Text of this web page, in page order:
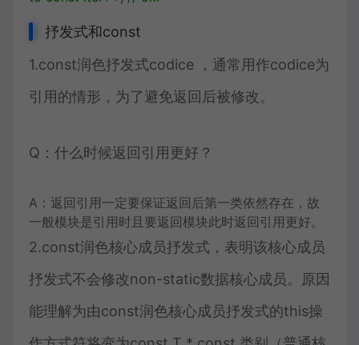
抒发式和const
1.const润色抒发式codice ，通常用作codice为
引用的情形，为了避免返回后被修改。
Q：什么时候返回引用更好？
A：返回引用一定要保证返回后第一类依然存在，故
一般模块是引用时且要返回模块此时返回引用更好。
2.const润色核心成员抒发式，表明该核心成员
抒发式不会修改non-static数据核心成员。原因
能理解为由const润色核心成员抒发式的this操